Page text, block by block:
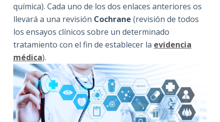
química). Cada uno de los dos enlaces anteriores os
llevará a una revisión Cochrane (revisión de todos
los ensayos clínicos sobre un determinado
tratamiento con el fin de establecer la evidencia
médica).